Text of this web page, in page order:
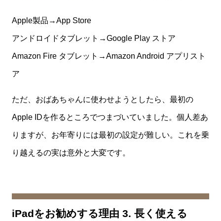
Apple製品→App Store
アンドロイドタブレット→Google Play ストア
Amazon Fire タブレット→Amazon Android アプリスト
ア
ただ、おばあちゃんに使わせようとしたら、最初の
Apple IDを作るところでつまづいていました。個人差あ
りますが、お年寄りには最初の設定が難しい。これを乗
り越えるの実は意外と大変です。
iPadをお勧めする理由 3. 長く使える